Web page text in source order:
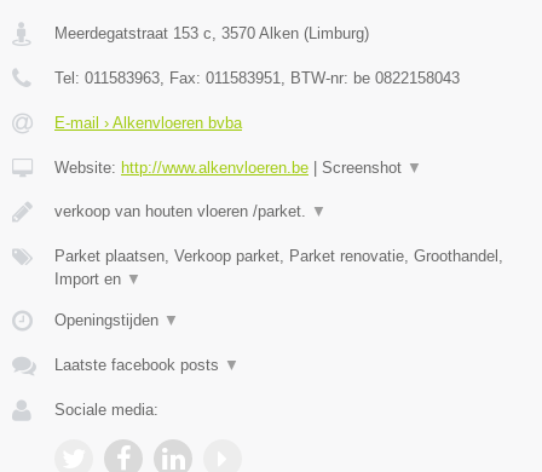
Meerdegatstraat 153 c, 3570 Alken (Limburg)
Tel: 011583963, Fax: 011583951, BTW-nr: be 0822158043
E-mail › Alkenvloeren bvba
Website: http://www.alkenvloeren.be Screenshot ▼
verkoop van houten vloeren /parket. ▼
Parket plaatsen, Verkoop parket, Parket renovatie, Groothandel,
Import en ▼
Openingstijden ▼
Laatste facebook posts ▼
Sociale media: